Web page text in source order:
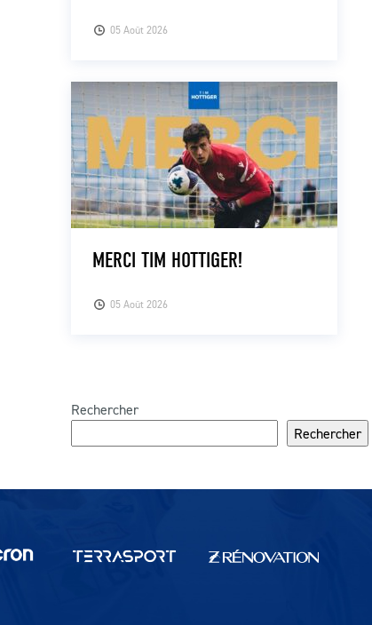
05 Août 2026
05 Août 2026
MERCI TIM HOTTIGER!
Rechercher
Rechercher